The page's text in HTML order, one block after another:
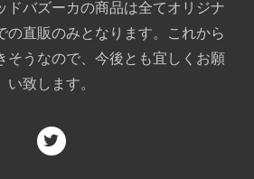
ドバズーカの商品は全てオリジナ
の直販のみとなります。これから
そうなので、今後とも宜しくお願
い致します。